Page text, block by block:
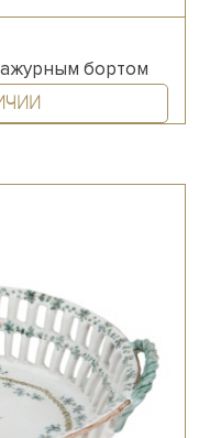
бортом